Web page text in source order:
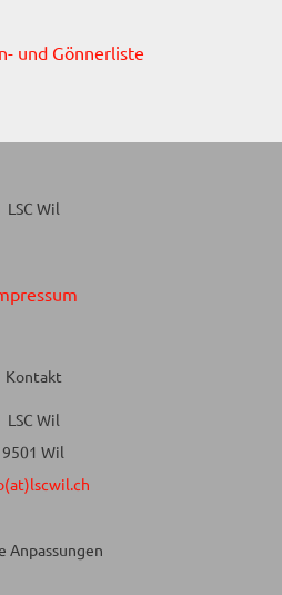
und Gönnerliste
LSC Wil
Kontakt
LSC Wil
9501 Wil
Anpassungen